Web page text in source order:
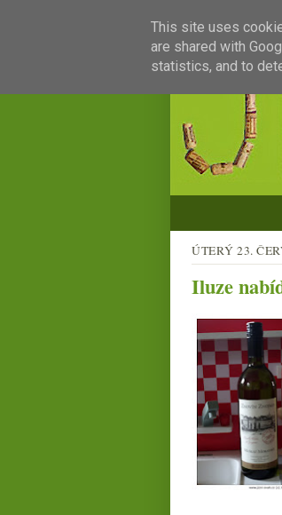
ÚTERÝ 23.
Iluze
This site uses
are shared with
statistics, and to